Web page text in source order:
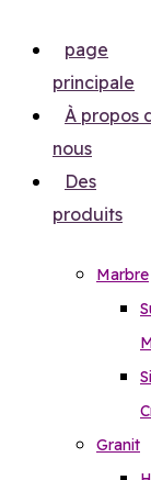
page
principale
À propos
nous
Des
produits
Marbre
Granit